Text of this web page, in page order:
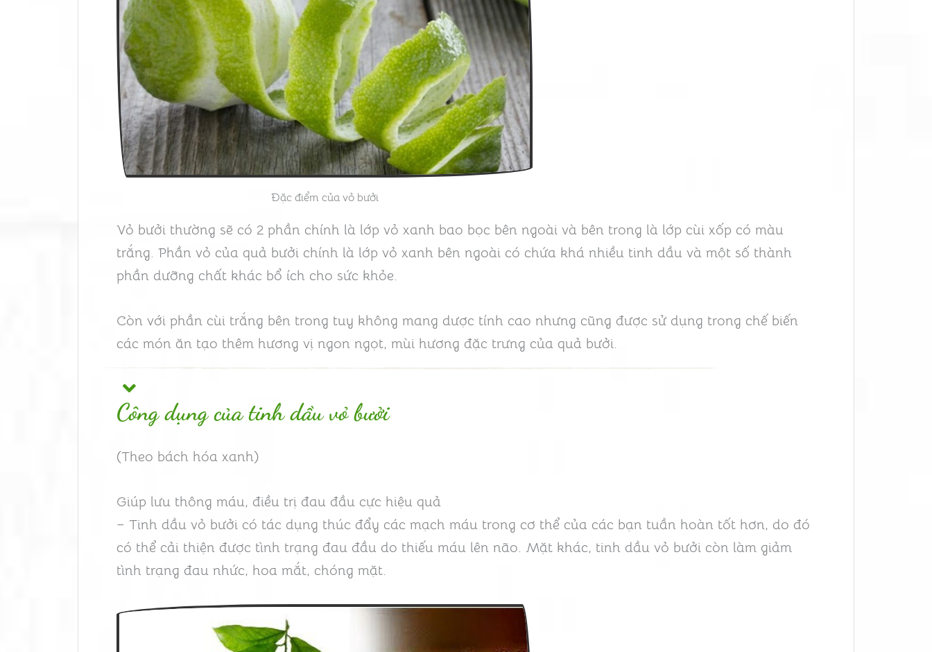
Đặc điểm của vỏ bưởi
Vỏ bưởi thường sẽ có 2 phần chính là lớp vỏ xanh bao bọc bên ngoài và bên trong là lớp cùi xốp có màu
trắng. Phần vỏ của quả bưởi chính là lớp vỏ xanh bên ngoài có chứa khá nhiều tinh dầu và một số thành
phần dưỡng chất khác bổ ích cho sức khỏe.
Còn với phần cùi trắng bên trong tuy không mang dược tính cao nhưng cũng được sử dụng trong chế biến
các món ăn tạo thêm hương vị ngon ngọt, mùi hương đặc trưng của quả bưởi.
Công dụng của tinh dầu vỏ bưởi
(Theo bách hóa xanh)
Giúp lưu thông máu, điều trị đau đầu cực hiệu quả
– Tinh dầu vỏ bưởi có tác dụng thúc đẩy các mạch máu trong cơ thể của các bạn tuần hoàn tốt hơn, do đó
có thể cải thiện được tình trạng đau đầu do thiếu máu lên não. Mặt khác, tinh dầu vỏ bưởi còn làm giảm
tình trạng đau nhức, hoa mắt, chóng mặt.